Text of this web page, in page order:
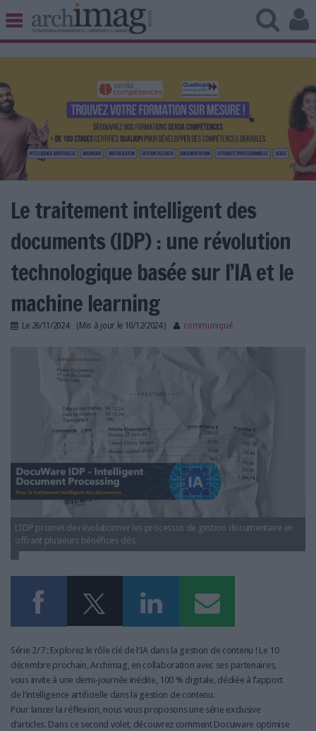
BIBLIOTHÈQUE ÉDITION
UNIVERS DATA
TRAVAIL COLLABORATIF
VIE NUMÉRIQUE
NUMÉRIQUE RESPONSABLE
LES NEWSLETTERS
LE MAGAZINE
LES GUIDES PRATIQUES
L'ESPACE EMPLOI
L'AGENDA
LES LIVRES BLANCS
LES SUPPLÉMENTS
NOS OFFRES D'ABONNEMENTS
Le traitement intelligent des
documents (IDP) : une révolution
technologique basée sur l’IA et le
machine learning
Le 26/11/2024 (Mis à jour le 10/12/2024) communiqué
docuware_idp_socialmedia_fr_1080x626.jpg
L’IDP promet de révolutionner les processus de gestion documentaire en
offrant plusieurs bénéfices clés.
Série 2/7 : Explorez le rôle clé de l’IA dans la gestion de contenu ! Le 10
décembre prochain, Archimag, en collaboration avec ses partenaires,
vous invite à une demi-journée inédite, 100 % digitale, dédiée à l’apport
de l’intelligence artificielle dans la gestion de contenu.
Pour lancer la réflexion, nous vous proposons une série exclusive
d’articles. Dans ce second volet, découvrez comment Docuware optimise